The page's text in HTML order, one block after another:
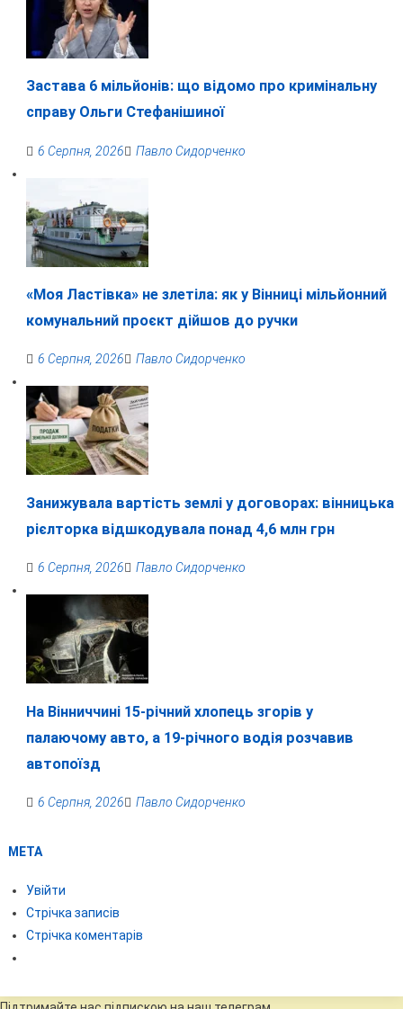
Застава 6 мільйонів: що відомо про кримінальну
справу Ольги Стефанішиної
6 Серпня, 2026 Павло Сидорченко
«Моя Ластівка» не злетіла: як у Вінниці мільйонний
комунальний проєкт дійшов до ручки
6 Серпня, 2026 Павло Сидорченко
Занижувала вартість землі у договорах: вінницька
рієлторка відшкодувала понад 4,6 млн грн
6 Серпня, 2026 Павло Сидорченко
На Вінниччині 15-річний хлопець згорів у
палаючому авто, а 19-річного водія розчавив
автопоїзд
6 Серпня, 2026 Павло Сидорченко
МЕТА
Увійти
Стрічка записів
Стрічка коментарів